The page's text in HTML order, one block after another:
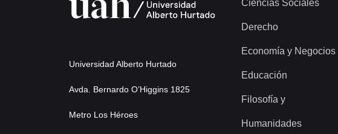
Universidad Alberto Hurtado
Avda. Bernardo O’Higgins 1825
Metro Los Héroes
Ciencias Sociales
Derecho
Economía y Negocios
Educación
Filosofía y
Humanidades